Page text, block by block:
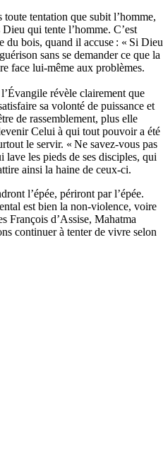
tentation que subit l’homme,
qui tente l’homme. C’est
du bois, quand il accuse : « Si Dieu
sans se demander ce que la
face lui-même aux problèmes.
révèle clairement que
sa volonté de puissance et
de rassemblement, plus elle
Celui à qui tout pouvoir a été
le servir. « Ne savez-vous pas
les pieds de ses disciples, qui
ainsi la haine de ceux-ci.
l’épée, périront par l’épée.
est bien la non-violence, voire
François d’Assise, Mahatma
continuer à tenter de vivre selon